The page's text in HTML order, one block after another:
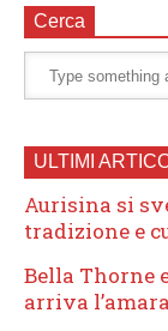
Cerca
ULTIMI
Aurisina si
tradizione e
Bella Thorne
arriva